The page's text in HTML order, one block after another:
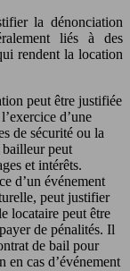
la dénonciation
liés à des
rendent la location
peut être justifiée
d’une
de sécurité ou la
bailleur peut
et intérêts.
d’un événement
peut justifier
locataire peut être
de pénalités. Il
de bail pour
en cas d’événement